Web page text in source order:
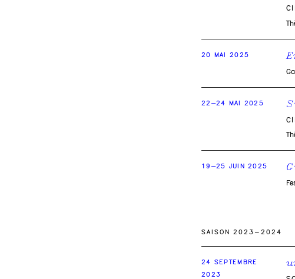
20 MAI 2025
22–24 MAI 2025
19–25 JUIN 2025
SAISON 2023-2024
24 SEPTEMBRE
2023